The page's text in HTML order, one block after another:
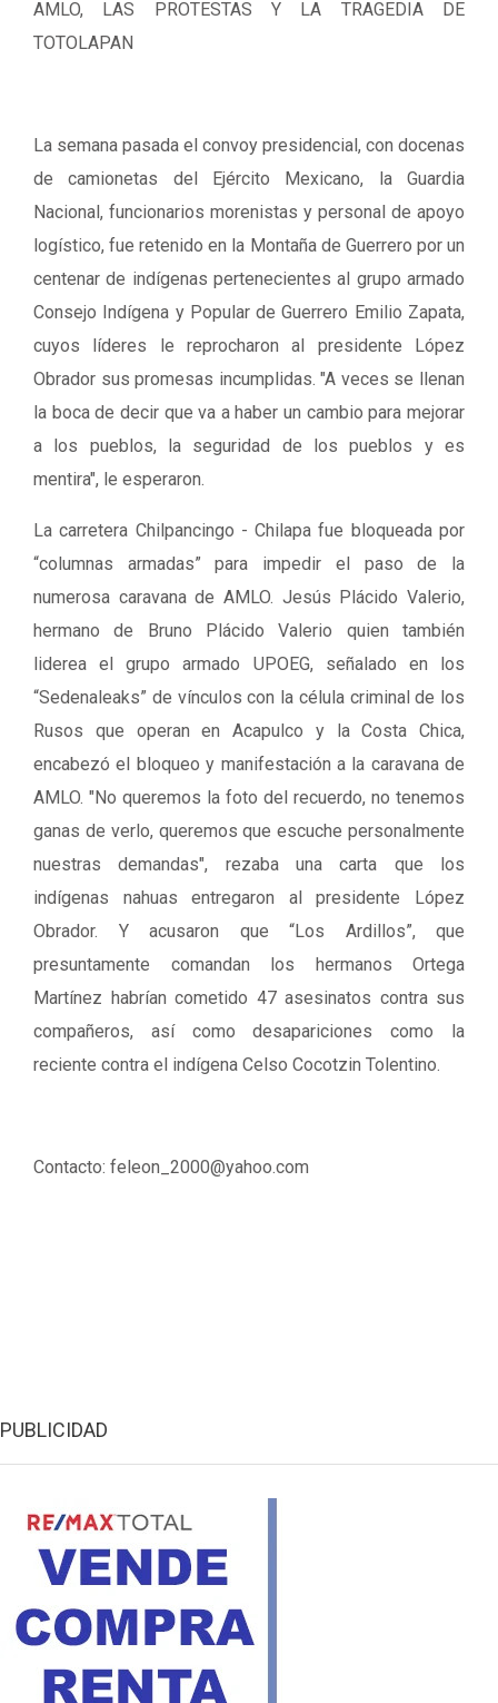
AMLO, LAS PROTESTAS Y LA TRAGEDIA DE
TOTOLAPAN
La semana pasada el convoy presidencial, con docenas
de camionetas del Ejército Mexicano, la Guardia
Nacional, funcionarios morenistas y personal de apoyo
logístico, fue retenido en la Montaña de Guerrero por un
centenar de indígenas pertenecientes al grupo armado
Consejo Indígena y Popular de Guerrero Emilio Zapata,
cuyos líderes le reprocharon al presidente López
Obrador sus promesas incumplidas. "A veces se llenan
la boca de decir que va a haber un cambio para mejorar
a los pueblos, la seguridad de los pueblos y es
mentira", le esperaron.
La carretera Chilpancingo - Chilapa fue bloqueada por
“columnas armadas” para impedir el paso de la
numerosa caravana de AMLO. Jesús Plácido Valerio,
hermano de Bruno Plácido Valerio quien también
liderea el grupo armado UPOEG, señalado en los
“Sedenaleaks” de vínculos con la célula criminal de los
Rusos que operan en Acapulco y la Costa Chica,
encabezó el bloqueo y manifestación a la caravana de
AMLO. "No queremos la foto del recuerdo, no tenemos
ganas de verlo, queremos que escuche personalmente
nuestras demandas", rezaba una carta que los
indígenas nahuas entregaron al presidente López
Obrador. Y acusaron que “Los Ardillos”, que
presuntamente comandan los hermanos Ortega
Martínez habrían cometido 47 asesinatos contra sus
compañeros, así como desapariciones como la
reciente contra el indígena Celso Cocotzin Tolentino.
Contacto: feleon_2000@yahoo.com
PUBLICIDAD